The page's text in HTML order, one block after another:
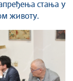
стања у
животу.